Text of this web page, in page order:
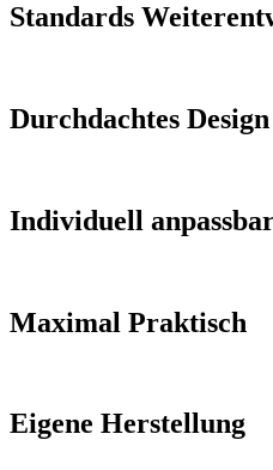
Standards
Durchdachtes Design
Individuell
Maximal Praktisch
Eigene Herstellung